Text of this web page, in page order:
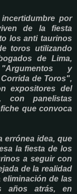
por
de la fiesta
los anti taurinos
toros utilizando
de Lima,
y
de Toros",
expositores del
con panelistas
que convoca
errónea idea, que
la fiesta de los
a seguir con
de la realidad
de las
años atrás, en